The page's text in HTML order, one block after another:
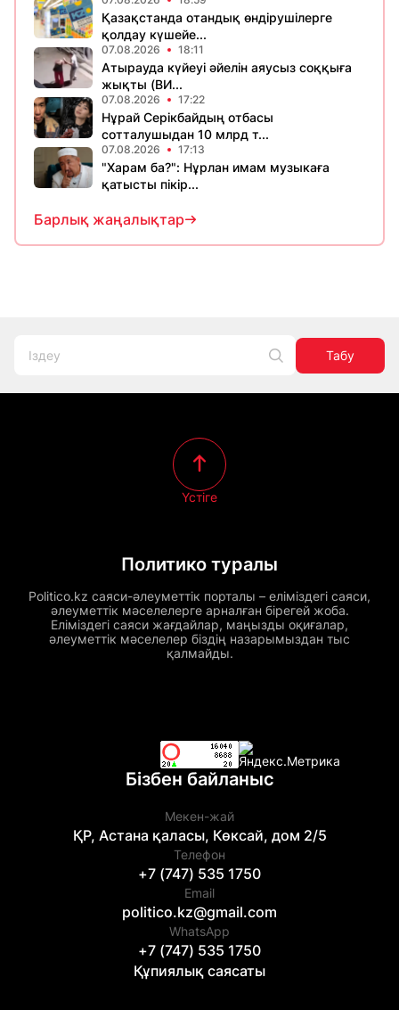
Қазақстанда отандық өндірушілерге
қолдау күшейе...
07.08.2026 18:11
Атырауда күйеуі әйелін аяусыз соққыға
жықты (ВИ...
07.08.2026 17:22
Нұрай Серікбайдың отбасы
сотталушыдан 10 млрд т...
07.08.2026 17:13
"Харам ба?": Нұрлан имам музыкаға
қатысты пікір...
Барлық жаңалықтар
Табу
Политико туралы
Politico.kz саяси-әлеуметтік порталы – еліміздегі саяси,
әлеуметтік мәселелерге арналған бірегей жоба.
Еліміздегі саяси жағдайлар, маңызды оқиғалар,
әлеуметтік мәселелер біздің назарымыздан тыс
қалмайды.
Үстіге
Бізбен байланыс
Мекен-жай
ҚР, Астана қаласы, Көксай, дом 2/5
Телефон
+7 (747) 535 1750
Email
politico.kz@gmail.com
WhatsApp
+7 (747) 535 1750
Құпиялық саясаты